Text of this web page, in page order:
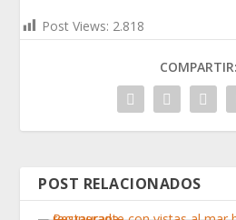
Post Views: 2.818
COMPARTIR:
POST RELACIONADOS